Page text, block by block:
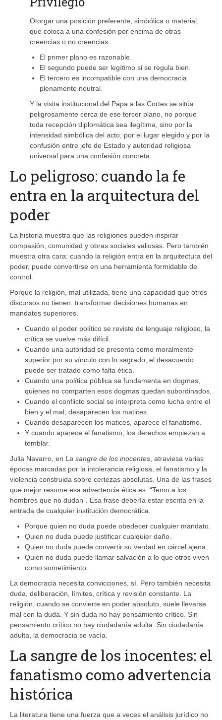
Otorgar una posición preferente, simbólica o material,
que coloca a una confesión por encima de otras
creencias o no creencias.
El primer plano es razonable.
El segundo puede ser legítimo si se regula bien.
El tercero es incompatible con una democracia
plenamente neutral.
Y la visita institucional del Papa a las Cortes se sitúa
peligrosamente cerca de ese tercer plano, no porque
toda recepción diplomática sea ilegítima, sino por la
intensidad simbólica del acto, por el lugar elegido y por la
confusión entre jefe de Estado y autoridad religiosa
universal para una confesión concreta.
Lo peligroso: cuando la fe
entra en la arquitectura del
poder
La historia muestra que las religiones pueden inspirar
compasión, comunidad y obras sociales valiosas. Pero también
muestra otra cara: cuando la religión entra en la arquitectura del
poder, puede convertirse en una herramienta formidable de
control.
Porque la religión, mal utilizada, tiene una capacidad que otros
discursos no tienen: transformar decisiones humanas en
mandatos superiores.
Cuando el poder político se reviste de lenguaje religioso, la
crítica se vuelve más difícil.
Cuando una autoridad se presenta como moralmente
superior por su vínculo con lo sagrado, el desacuerdo
puede ser tratado como falta ética.
Cuando una política pública se fundamenta en dogmas,
quienes no comparten esos dogmas quedan subordinados.
Cuando el conflicto social se interpreta como lucha entre el
bien y el mal, desaparecen los matices.
Cuando desaparecen los matices, aparece el fanatismo.
Y cuando aparece el fanatismo, los derechos empiezan a
temblar.
Julia Navarro, en La sangre de los inocentes , atraviesa varias
épocas marcadas por la intolerancia religiosa, el fanatismo y la
violencia construida sobre certezas absolutas. Una de las frases
que mejor resume esa advertencia ética es: “Temo a los
hombres que no dudan”. Esa frase debería estar escrita en la
entrada de cualquier institución democrática.
Porque quien no duda puede obedecer cualquier mandato.
Quien no duda puede justificar cualquier daño.
Quien no duda puede convertir su verdad en cárcel ajena.
Quien no duda puede llamar salvación a lo que otros viven
como sometimiento.
La democracia necesita convicciones, sí. Pero también necesita
duda, deliberación, límites, crítica y revisión constante. La
religión, cuando se convierte en poder absoluto, suele llevarse
mal con la duda. Y sin duda no hay pensamiento crítico. Sin
pensamiento crítico no hay ciudadanía adulta. Sin ciudadanía
adulta, la democracia se vacía.
La sangre de los inocentes: el
fanatismo como advertencia
histórica
La literatura tiene una fuerza que a veces el análisis jurídico no